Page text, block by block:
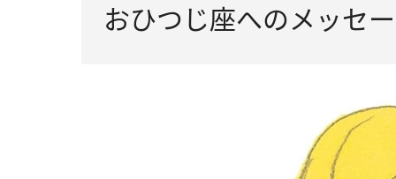
おひつじ座へのメッセ